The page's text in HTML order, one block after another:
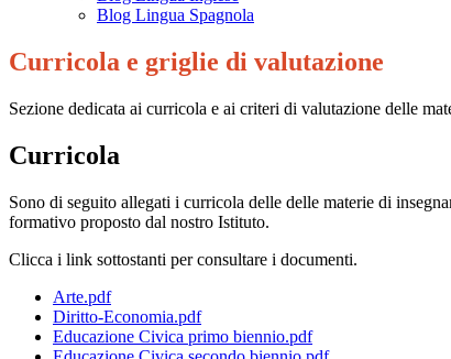
Blog Lingua Spagnola
Curricola e griglie di valutazione
Sezione dedicata ai curricola e ai criteri di valutazione delle
Curricola
Sono di seguito allegati i curricola delle delle materie di
formativo proposto dal nostro Istituto.
Clicca i link sottostanti per consultare i documenti.
Arte.pdf
Diritto-Economia.pdf
Educazione Civica primo biennio.pdf